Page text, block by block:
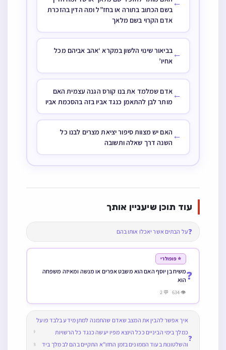
בשם הכתוב בתורה או בחז”ל ומה הדין בהזכרת
אדם הקרוי בשם מלאך
←בביאור שינוי הלשון במקרא ‘אהב אביהם מכל
אחיו’
←אדם שמלמד את בנו קורס הגנה עצמית האם
מותר לבן להתאמן כנגד אביו בזה בהסכמת אביו
← האם יש מצוות סיפור יציאת מצרים לבנו כל
השנה דרך שאלה ותשובה
עוד תוכן שיעניין אותך
❓על הבתים אשר יאכלו אותו בהם
❓
⭐ פופולרי
משיח בן יוסף האם הוא משבט אפרים או מנשה ומאיזה משפחה
הוא
👁 634 💬 2
❓
איך אפשר להבין את המצב שאדם שהתמנה למתן מידע בלבד פועל
כמלך בימי הביניים ככל היוצא מפיו יעשה כנגד כל הרשויות
והשלטונות בעוד הממונים בזמן החזו"א התקיים בהם לב מלך ביד
💬